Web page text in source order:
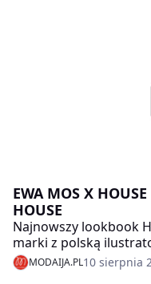
EWA MOS X
HOUSE
Najnowszy lookbook
marki z polską
Stworzone przez Ewę
między innymi
MODAIJA.PL10 sierpnia